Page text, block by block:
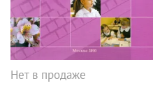
Нет в продаже